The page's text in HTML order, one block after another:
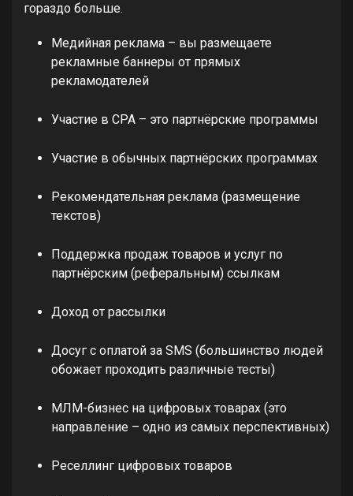
гораздо больше.
Медийная реклама – вы размещаете
рекламные баннеры от прямых
рекламодателей
Участие в СРА – это партнёрские программы
Участие в обычных партнёрских программах
Рекомендательная реклама (размещение
текстов)
Поддержка продаж товаров и услуг по
партнёрским (реферальным) ссылкам
Доход от рассылки
Досуг с оплатой за SMS (большинство людей
обожает проходить различные тесты)
МЛМ-бизнес на цифровых товарах (это
направление – одно из самых перспективных)
Реселлинг цифровых товаров